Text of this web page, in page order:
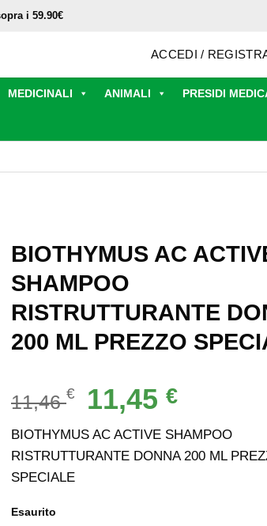
i 59.90€
ACCEDI /
MEDICINALI ANIMALI PRESIDI
BIOTHYMUS AC
SHAMPOO
RISTRUTTURANTE
200 ML PREZZO
11,46€
Il
prezzo
originale
era:
11,45 €Il
attuale
è:
BIOTHYMUS AC ACTIVE SHAMPOO
RISTRUTTURANTE DONNA 200 ML
SPECIALE
Esaurito